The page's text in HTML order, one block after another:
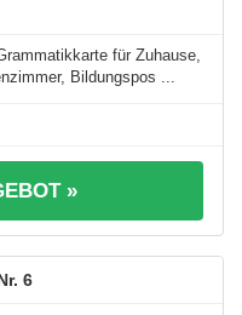
für Zuhause,
Bildungspos ...
»
6